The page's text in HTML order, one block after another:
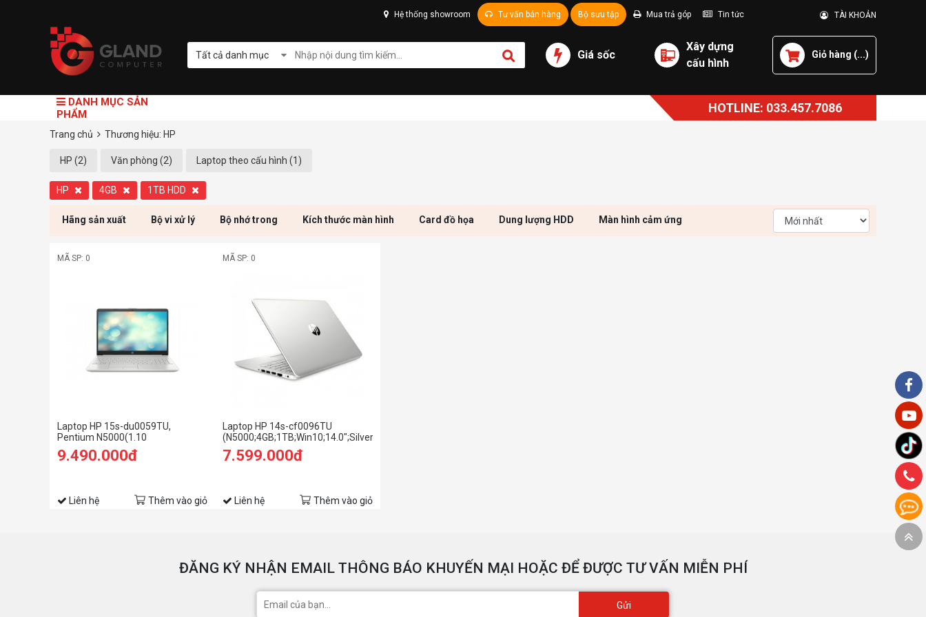
Hệ thống showroom Tư vấn bán hàng Bộ sưu tập Mua trả góp Tin tức TÀI KHOẢN
Tất cả danh mục Giá sốc
Xây dựng
cấu hình
Giỏ hàng (...)
DANH MỤC SẢN
PHẨM
HOTLINE: 033.457.7086
Trang chủ Thương hiệu: HP
HP (2) Văn phòng (2) Laptop theo cấu hình (1)
HP 4GB 1TB HDD
Hãng sản xuất Bộ vi xử lý Bộ nhớ trong Kích thước màn hình Card đồ họa Dung lượng HDD Màn hình cảm ứng
MÃ SP: 0
Laptop HP 15s-du0059TU,
Pentium N5000(1.10
GHz,4MB),4GB RAM DDR4,1TB
HDD,DVDSM Ext,Intel UHD
64,Silver,1Y WTY_6ZF65PA
9.490.000đ
Liên hệ Thêm vào giỏ
MÃ SP: 0
Laptop HP 14s-cf0096TU
(N5000;4GB;1TB;Win10;14.0";Silver)
(6ZF41PA)
7.599.000đ
Liên hệ Thêm vào giỏ
ĐĂNG KÝ NHẬN EMAIL THÔNG BÁO KHUYẾN MẠI HOẶC ĐỂ ĐƯỢC TƯ VẤN MIỄN PHÍ
Gửi